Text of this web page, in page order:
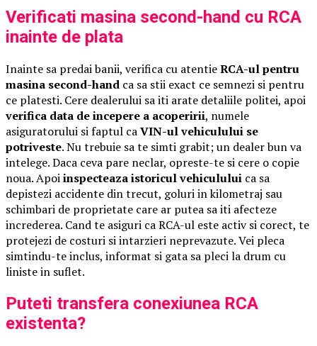
Verificati masina second-hand cu RCA
inainte de plata
Inainte sa predai banii, verifica cu atentieRCA-ul pentru
masina second-hand ca sa stii exact ce semnezi si pentru
ce platesti. Cere dealerului sa iti arate detaliile politei, apoi
verifica data de incepere a acoperirii, numele
asiguratorului si faptul caVIN-ul vehiculului se
potriveste. Nu trebuie sa te simti grabit; un dealer bun va
intelege. Daca ceva pare neclar, opreste-te si cere o copie
noua. Apoiinspecteaza istoricul vehiculului ca sa
depistezi accidente din trecut, goluri in kilometraj sau
schimbari de proprietate care ar putea sa iti afecteze
increderea. Cand te asiguri ca RCA-ul este activ si corect, te
protejezi de costuri si intarzieri neprevazute. Vei pleca
simtindu-te inclus, informat si gata sa pleci la drum cu
liniste in suflet.
Puteti transfera conexiunea RCA
existenta?